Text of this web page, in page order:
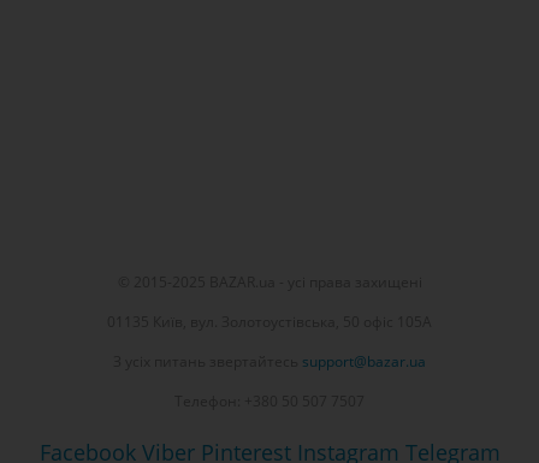
support@bazar.ua
Facebook Viber Pinterest Instagram Telegram